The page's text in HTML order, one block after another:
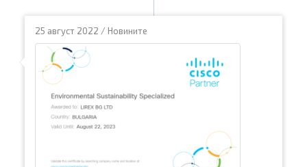
25 август 2022 / Новините